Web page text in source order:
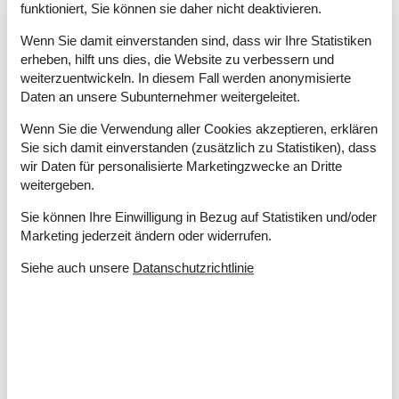
Drinnen
Kaminofen
Elektrogeräte
1 Fernseher
DK-DR1/TV2
Flachbildfernseher
Internet (drahtlos)
In der Nähe
Die nächste Stadt
funktioniert, Sie können sie daher nicht deaktivieren.
Wenn Sie damit einverstanden sind, dass wir Ihre Statistiken
erheben, hilft uns dies, die Website zu verbessern und
weiterzuentwickeln. In diesem Fall werden anonymisierte
Daten an unsere Subunternehmer weitergeleitet.
Wenn Sie die Verwendung aller Cookies akzeptieren, erklären
Sie sich damit einverstanden (zusätzlich zu Statistiken), dass
wir Daten für personalisierte Marketingzwecke an Dritte
weitergeben.
Sie können Ihre Einwilligung in Bezug auf Statistiken und/oder
Marketing jederzeit ändern oder widerrufen.
Siehe auch unsere Datanschutzrichtlinie